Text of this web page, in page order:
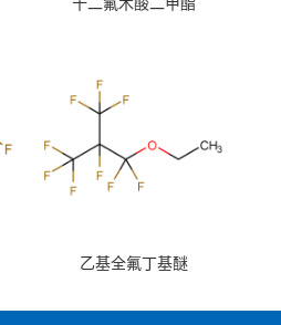
十二氟木酸二甲酯
乙基全氟丁基醚